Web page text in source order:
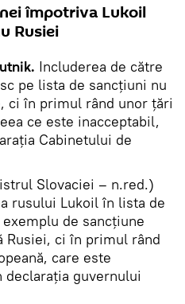
împotriva Lukoil
Rusiei
Includerea de către
pe lista de sancțiuni nu
ci în primul rând unor țări
ce este inacceptabil,
Cabinetului de
Slovaciei – n.red.)
rusului Lukoil în lista de
de sancțiune
Rusiei, ci în primul rând
care este
declarația guvernului